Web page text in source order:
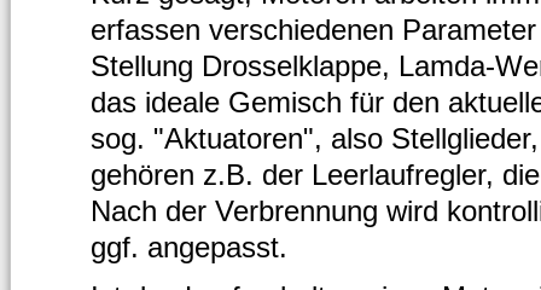
erfassen verschiedenen
Stellung Drosselklappe, Lamda-
das ideale Gemisch für den
sog. "Aktuatoren", also
gehören z.B. der Leerlaufregler,
Nach der Verbrennung wird
ggf. angepasst.